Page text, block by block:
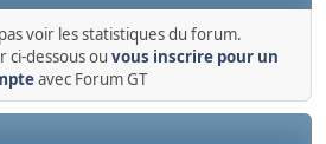
voir les statistiques du forum.
ci-dessous ou vous inscrire pour un
avec Forum GT